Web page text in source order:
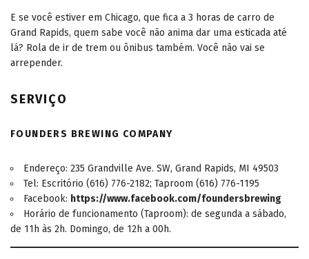
E se você estiver em Chicago, que fica a 3 horas de carro de
Grand Rapids, quem sabe você não anima dar uma esticada até
lá? Rola de ir de trem ou ônibus também. Você não vai se
arrepender.
SERVIÇO
FOUNDERS BREWING COMPANY
Endereço: 235 Grandville Ave. SW, Grand Rapids, MI 49503
Tel: Escritório (616) 776-2182; Taproom (616) 776-1195
Facebook: https://www.facebook.com/foundersbrewing
Horário de funcionamento (Taproom): de segunda a sábado,
de 11h às 2h. Domingo, de 12h a 00h.